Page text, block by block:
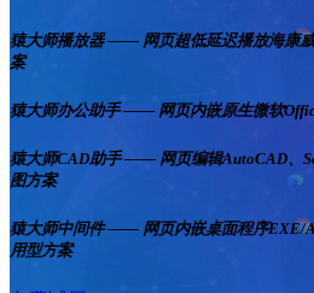
猿大师播放器 —— 网页超低延迟播放海康
案
猿大师办公助手 —— 网页内嵌原生微软
猿大师CAD助手 —— 网页编辑AutoCAD、
图方案
猿大师中间件 —— 网页内嵌桌面程序EXE/
用型方案